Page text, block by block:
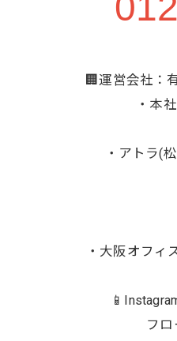
🏢運営会社：
・本
・アトラ(
・大阪オフィ
フ